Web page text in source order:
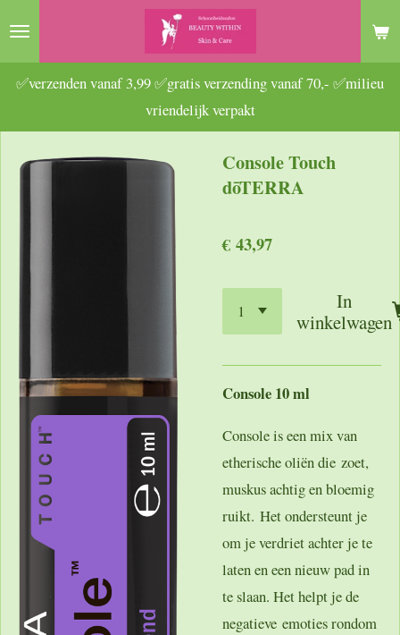
Ga
naar
hoofdinhoud
✅verzenden vanaf 3,99 ✅gratis verzending vanaf 70,- ✅milieu
vriendelijk verpakt
Console Touch
dōTERRA
€ 43,97
In
winkelwagen
Console 10 ml
Console is een mix van
etherische oliën die zoet,
muskus achtig en bloemig
ruikt. Het ondersteunt je
om je verdriet achter je te
laten en een nieuw pad in
te slaan. Het helpt je de
negatieve emoties rondom